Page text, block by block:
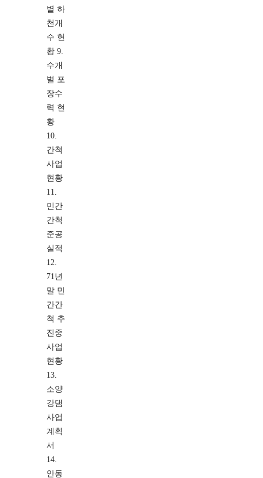
별 하
천개
수 현
황 9.
수개
별 포
장수
력 현
황
10.
간척
사업
현황
11.
민간
간척
준공
실적
12.
71년
말 민
간간
척 추
진중
사업
현황
13.
소양
강댐
사업
계획
서
14.
안동